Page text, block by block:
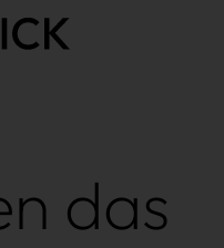
das